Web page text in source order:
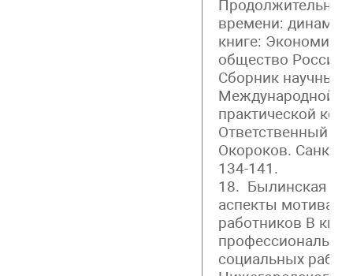
времени:
книге: Экономика,
общество России
Сборник научных
Международной
практической
Ответственный за
Окороков. Санкт-
134-141.
18. Былинская
аспекты
работников В
социальных